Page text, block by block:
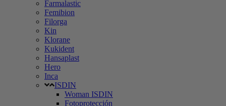
Farmalastic
Femibion
Filorga
Kin
Klorane
Kukident
Hansaplast
Hero
Inca
ISDIN
Woman ISDIN
Fotoprotección